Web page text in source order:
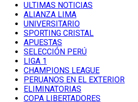
ULTIMAS NOTICIAS
ALIANZA LIMA
UNIVERSITARIO
SPORTING CRISTAL
APUESTAS
SELECCIÓN PERÚ
LIGA 1
CHAMPIONS LEAGUE
PERUANOS EN EL EXTERIOR
ELIMINATORIAS
COPA LIBERTADORES